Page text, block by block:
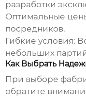
разработки
Оптимальные
посредников.
Гибкие условия:
небольших
Как Выбрать
При выборе
обратите